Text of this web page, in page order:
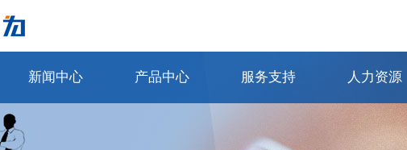
新闻中心 产品中心 服务支持 人力资源